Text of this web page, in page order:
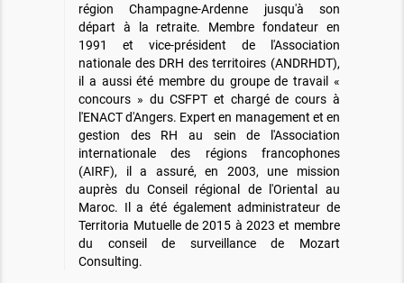
région Champagne-Ardenne jusqu'à son
départ à la retraite. Membre fondateur en
1991 et vice-président de l'Association
nationale des DRH des territoires (ANDRHDT),
il a aussi été membre du groupe de travail «
concours » du CSFPT et chargé de cours à
l'ENACT d'Angers. Expert en management et en
gestion des RH au sein de l'Association
internationale des régions francophones
(AIRF), il a assuré, en 2003, une mission
auprès du Conseil régional de l'Oriental au
Maroc. Il a été également administrateur de
Territoria Mutuelle de 2015 à 2023 et membre
du conseil de surveillance de Mozart
Consulting.